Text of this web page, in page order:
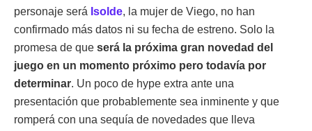
personaje será Isolde, la mujer de Viego, no han
confirmado más datos ni su fecha de estreno. Solo la
promesa de que será la próxima gran novedad del
juego en un momento próximo pero todavía por
determinar. Un poco de hype extra ante una
presentación que probablemente sea inminente y que
romperá con una sequía de novedades que lleva